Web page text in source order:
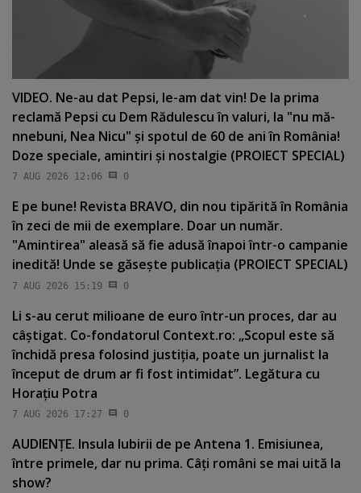
VIDEO. Ne-au dat Pepsi, le-am dat vin! De la prima
reclamă Pepsi cu Dem Rădulescu în valuri, la "nu mă-
nnebuni, Nea Nicu" şi spotul de 60 de ani în România!
Doze speciale, amintiri şi nostalgie (PROIECT SPECIAL)
7 AUG 2026 12:06 0
E pe bune! Revista BRAVO, din nou tipărită în România
în zeci de mii de exemplare. Doar un număr.
"Amintirea" aleasă să fie adusă înapoi într-o campanie
inedită! Unde se găseşte publicaţia (PROIECT SPECIAL)
7 AUG 2026 15:19 0
Li s-au cerut milioane de euro într-un proces, dar au
câştigat. Co-fondatorul Context.ro: „Scopul este să
închidă presa folosind justiţia, poate un jurnalist la
început de drum ar fi fost intimidat”. Legătura cu
Horaţiu Potra
7 AUG 2026 17:27 0
AUDIENŢE. Insula Iubirii de pe Antena 1. Emisiunea,
între primele, dar nu prima. Câţi români se mai uită la
show?